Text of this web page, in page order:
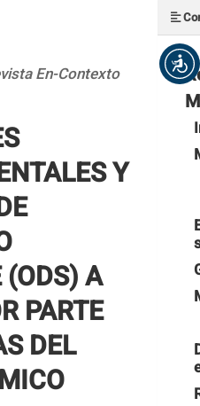
En-Contexto
Y
(ODS) A
PARTE
DEL